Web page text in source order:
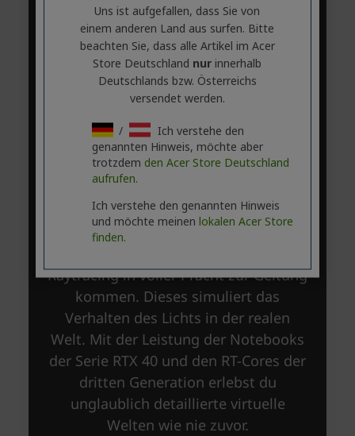
Uns ist aufgefallen, dass Sie von
einem anderen Land aus surfen. Bitte
beachten Sie, dass alle Artikel im Acer
Store Deutschland nur innerhalb
Deutschlands bzw. Österreichs
versendet werden.
/
Ich verstehe den
genannten Hinweis, möchte aber
trotzdem den Acer Store Deutschland
aufrufen.
Ich verstehe den genannten Hinweis
und möchte meinen lokalen Acer Store
finden.